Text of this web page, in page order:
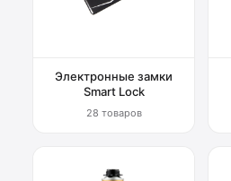
Электронные замки
Smart Lock
28 товаров